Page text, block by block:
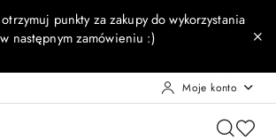
głównej
konto
głównego
produktu
punkty za zakupy do wykorzystania
w następnym zamówieniu :)
Moje konto